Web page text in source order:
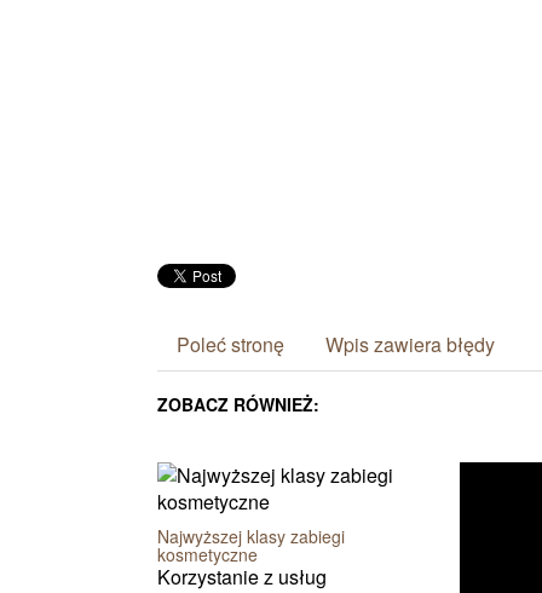
Poleć stronę Wpis zawiera błędy
ZOBACZ RÓWNIEŻ:
Najwyższej klasy zabiegi
kosmetyczne
Korzystanie z usług